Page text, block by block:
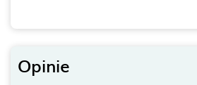
Opinie